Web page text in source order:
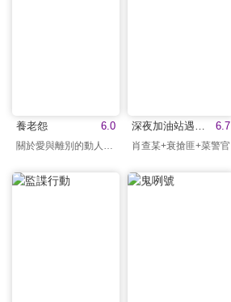
6.0
養老怨
關於愛與離別的動人寓言
6.7
肖查某+衰搶匪+菜警官